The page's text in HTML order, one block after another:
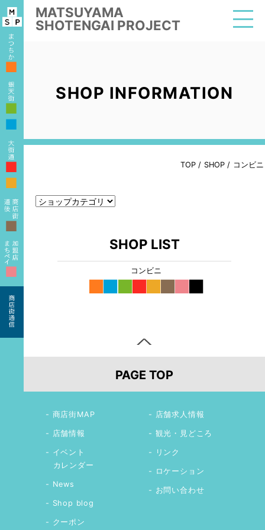
MATSUYAMA
SHOTENGAI PROJECT
■
■
■
■
■
■
■
SHOP INFORMATION
TOP / SHOP / コンビニ
SHOP LIST
コンビニ
■■■■■■■■
PAGE TOP
商店街MAP
店舗情報
イベント
カレンダー
News
Shop blog
クーポン
店舗求人情報
観光・見どころ
リンク
ロケーション
お問い合わせ